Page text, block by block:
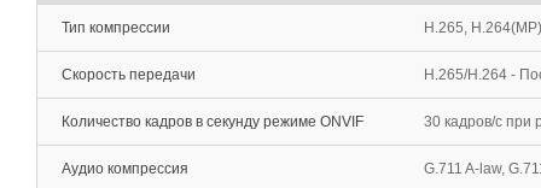
Тип компрессии H.265,
Скорость передачи H.265/H.264 -
Количество кадров в секунду режиме ONVIF 30 кадров/c при
Аудио компрессия G.711 A-law,